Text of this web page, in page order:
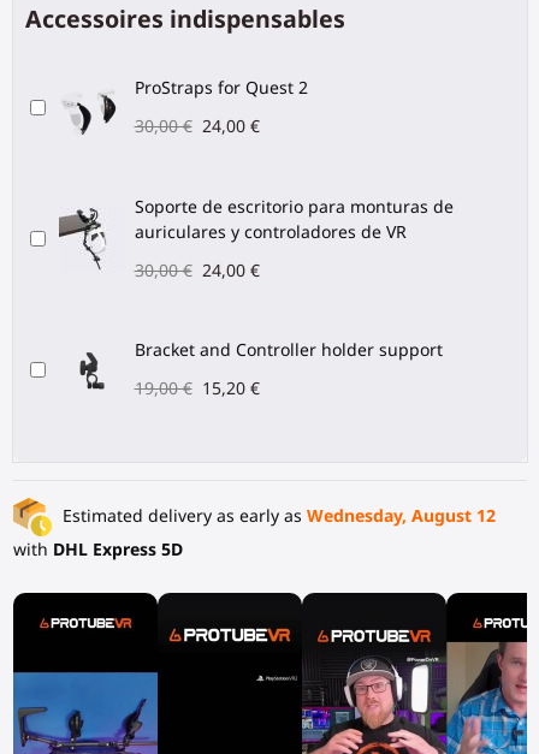
Accessoires indispensables
ProStraps for Quest 2
30,00 € 24,00 €
Soporte de escritorio para monturas de
auriculares y controladores de VR
30,00 € 24,00 €
Bracket and Controller holder support
19,00 € 15,20 €
Estimated delivery as early as Wednesday, August 12
with DHL Express 5D